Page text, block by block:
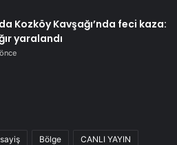
Kozköy Kavşağı’nda feci kaza:
yaralandı
Bölge CANLI YAYIN